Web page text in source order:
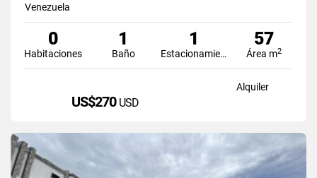
Venezuela
0
Habitaciones
1
Baño
1
Estacionamiento
57
Área m2
Alquiler
US$270 USD